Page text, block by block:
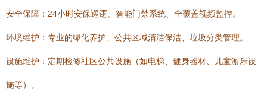
安全保障：24小时安保巡逻、智能门禁系统、全覆盖视频监控。
环境维护：专业的绿化养护、公共区域清洁保洁、垃圾分类管理。
设施维护：定期检修社区公共设施（如电梯、健身器材、儿童游乐设
施等）。